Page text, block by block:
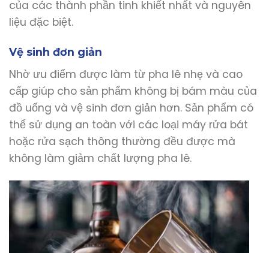
của các thành phần tinh khiết nhất và nguyên
liệu đặc biệt.
Vệ sinh đơn giản
Nhờ ưu điểm được làm từ pha lê nhẹ và cao
cấp giúp cho sản phẩm không bị bám màu của
đồ uống và vệ sinh đơn giản hơn. Sản phẩm có
thể sử dụng an toàn với các loại máy rửa bát
hoặc rửa sạch thông thường đều được mà
không làm giảm chất lượng pha lê.